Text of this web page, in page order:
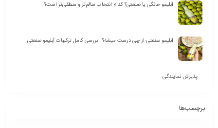
آبلیمو خانگی یا صنعتی؟ کدام انتخاب سالم‌تر و منطقی‌تر است؟
آبلیمو صنعتی از چی درست میشه؟ | بررسی کامل ترکیبات آبلیمو صنعتی
پذیرش نمایندگی
برچسب‌ها